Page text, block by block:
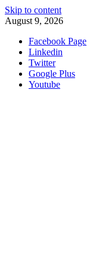
Skip to content
August 9, 2026
Facebook Page
Linkedin
Twitter
Google Plus
Youtube